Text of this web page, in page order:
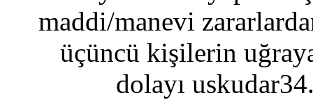
maddi/manevi
üçüncü kişilerin
dolayı